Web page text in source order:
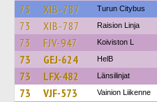
73 XIB-787 Turun Citybus
73 XIB-787 Raision Linja
73 FJV-947 Koiviston L
73 GEJ-624 HelB
73 LFX-482 Länsilinjat
73 VJF-573 Vainion Liikenne